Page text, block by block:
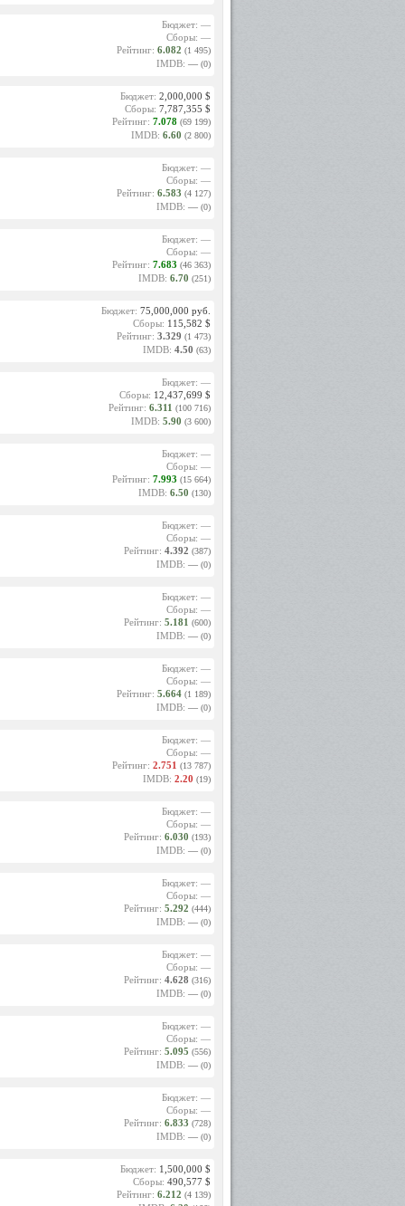
Она
этом
–
Бюджет: —
Сборы: —
Рейтинг: 6.082 (1 495)
IMDB: — (0)
Бюджет: 2,000,000 $
Сборы: 7,787,355 $
Рейтинг: 7.078 (69 199)
IMDB: 6.60 (2 800)
Бюджет: —
Сборы: —
Рейтинг: 6.583 (4 127)
IMDB: — (0)
Бюджет: —
Сборы: —
Рейтинг: 7.683 (46 363)
IMDB: 6.70 (251)
Бюджет: 75,000,000 руб.
Сборы: 115,582 $
Рейтинг: 3.329 (1 473)
IMDB: 4.50 (63)
Бюджет: —
Сборы: 12,437,699 $
Рейтинг: 6.311 (100 716)
IMDB: 5.90 (3 600)
Бюджет: —
Сборы: —
Рейтинг: 7.993 (15 664)
IMDB: 6.50 (130)
Бюджет: —
Сборы: —
Рейтинг: 4.392 (387)
IMDB: — (0)
Бюджет: —
Сборы: —
Рейтинг: 5.181 (600)
IMDB: — (0)
Бюджет: —
Сборы: —
Рейтинг: 5.664 (1 189)
IMDB: — (0)
Бюджет: —
Сборы: —
Рейтинг: 2.751 (13 787)
IMDB: 2.20 (19)
Бюджет: —
Сборы: —
Рейтинг: 6.030 (193)
IMDB: — (0)
Бюджет: —
Сборы: —
Рейтинг: 5.292 (444)
IMDB: — (0)
Бюджет: —
Сборы: —
Рейтинг: 4.628 (316)
IMDB: — (0)
Бюджет: —
Сборы: —
Рейтинг: 5.095 (556)
IMDB: — (0)
Бюджет: —
Сборы: —
Рейтинг: 6.833 (728)
IMDB: — (0)
Бюджет: 1,500,000 $
Сборы: 490,577 $
Рейтинг: 6.212 (4 139)